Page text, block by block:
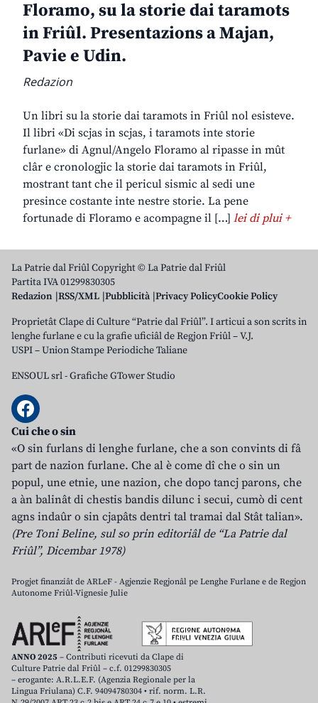
Floramo, su la storie dai taramots
in Friûl. Presentazions a Majan,
Pavie e Udin.
Redazion
Un libri su la storie dai taramots in Friûl nol esisteve.
Il libri «Di scjas in scjas, i taramots inte storie
furlane» di Agnul/Angelo Floramo al ripasse in mût
clâr e cronologjic la storie dai taramots in Friûl,
mostrant tant che il pericul sismic al sedi une
presince costante inte nestre storie. La pene
fortunade di Floramo e acompagne il […] lei di plui +
La Patrie dal Friûl Copyright © La Patrie dal Friûl
Partita IVA 01299830305
Redazion RSS/XML Pubblicità Privacy PolicyCookie Policy
Proprietât Clape di Culture “Patrie dal Friûl”. I articui a son scrits in
lenghe furlane e cu la grafie uficiâl de Regjon Friûl – V.J.
USPI – Union Stampe Periodiche Taliane
ENSOUL srl-Grafiche GTower Studio
Cui che o sin
«O sin furlans di lenghe furlane, che a son convints di fâ
part de nazion furlane. Che al è come dî che o sin un
popul, une etnie, une nazion, che dopo tancj parons, che
a àn balinât di chestis bandis dilunc i secui, cumò di cent
agns indaûr o sin cjapâts dentri tal tramai dal Stât talian».
(Pre Toni Beline, sul so prin editoriâl de “La Patrie dal
Friûl”, Dicembar 1978)
Progjet finanziât de ARLeF - Agjenzie Regjonâl pe Lenghe Furlane e de Regjon
Autonome Friûl-Vignesie Julie
ANNO 2025 – Contributi ricevuti da Clape di
Culture Patrie dal Friûl – c.f. 01299830305
– erogante: A.R.L.E.F. (Agenzia Regionale per la
Lingua Friulana) C.F. 94094780304 • rif. norm. L.R.